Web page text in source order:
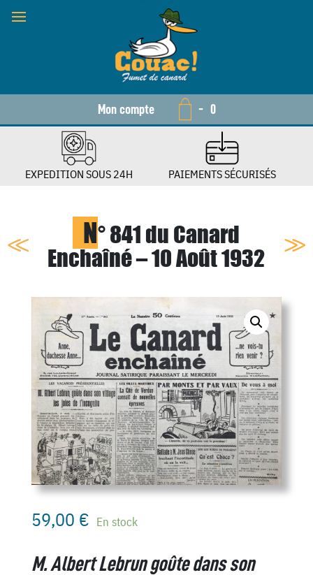
Mon compte - 0
EXPEDITION SOUS 24H PAIEMENTS SÉCURISÉS
N° 841 du Canard
Enchaîné – 10 Août 1932
59,00 € En stock
M. Albert Lebrun goûte dans son